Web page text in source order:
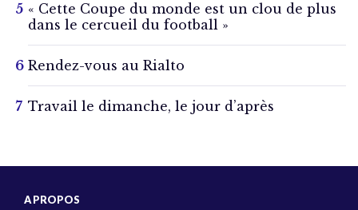
« Cette Coupe du monde est un clou de plus
dans le cercueil du football »
Rendez-vous au Rialto
Travail le dimanche, le jour d’après
A PROPOS